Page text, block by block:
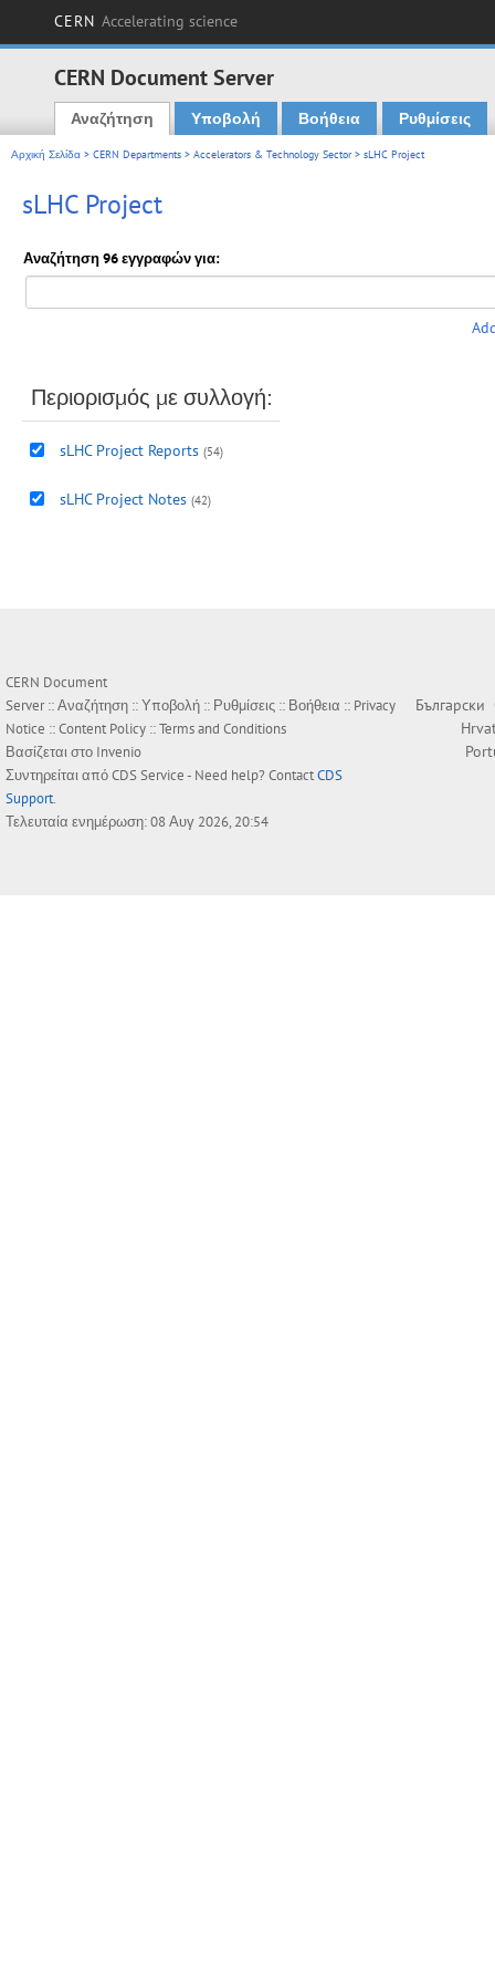
CERN Accelerating science
CERN Document Server
Main menu
Αναζήτηση Υποβολή Βοήθεια Ρυθμίσεις
Αρχική Σελίδα > CERN Departments > Accelerators & Technology Sector> sLHC Project
sLHC Project
Αναζήτηση 96 εγγραφών για:
Περιορισμός με συλλογή:
sLHC Project Reports (54)
sLHC Project Notes (42)
CERN Document
Server ::Αναζήτηση ::Υποβολή :: Ρυθμίσεις :: Βοήθεια :: Privacy
Notice ::Content Policy ::Terms and Conditions
Βασίζεται στο Invenio
Συντηρείται απόCDS Service- Need help? ContactCDS
Support.
Τελευταία ενημέρωση: 08 Αυγ 2026, 20:54
Български